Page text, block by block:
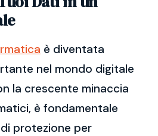
è diventata
nel mondo digitale
la crescente minaccia
è fondamentale
protezione per